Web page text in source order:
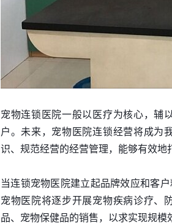
宠物连锁医院一般以医疗为核心，辅
户。未来，宠物医院连锁经营将成为
识、规范经营的经营管理，能够有效地
当连锁宠物医院建立起品牌效应和客
宠物医院将逐步开展宠物疾病诊疗、
品、宠物保健品的销售，以求实现规模